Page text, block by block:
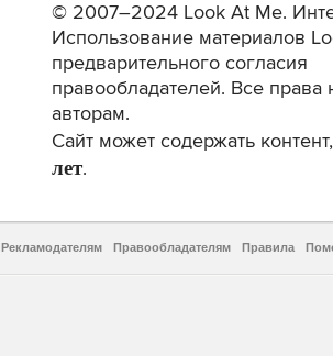
© 2007–2024 Look At Me.
Использование материалов
предварительного согласия
правообладателей. Все права
авторам.
Сайт может содержать
лет.
Рекламодателям Правообладателям Правила